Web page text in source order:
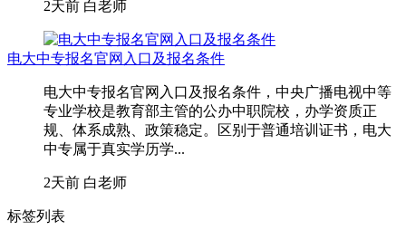
2天前 白老师
电大中专报名官网入口及报名条件
电大中专报名官网入口及报名条件，中央广播电视中等
专业学校是教育部主管的公办中职院校，办学资质正
规、体系成熟、政策稳定。区别于普通培训证书，电大
中专属于真实学历学...
2天前 白老师
标签列表